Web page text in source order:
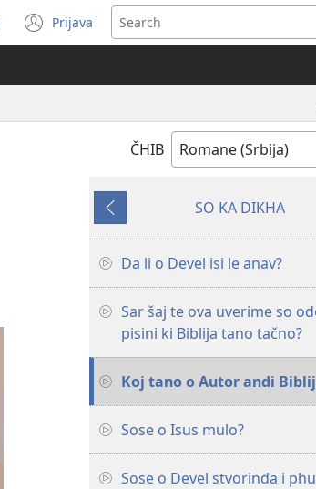
Prijava
(opens
new
ČHIB
ANGLEDER
SO KA DIKHA
Da li o Devel isi le anav?
Sar šaj te ova uverime so
pisini ki Biblija tano tačno?
Koj tano o Autor andi
Sose o Isus mulo?
Sose o Devel stvorinđa i